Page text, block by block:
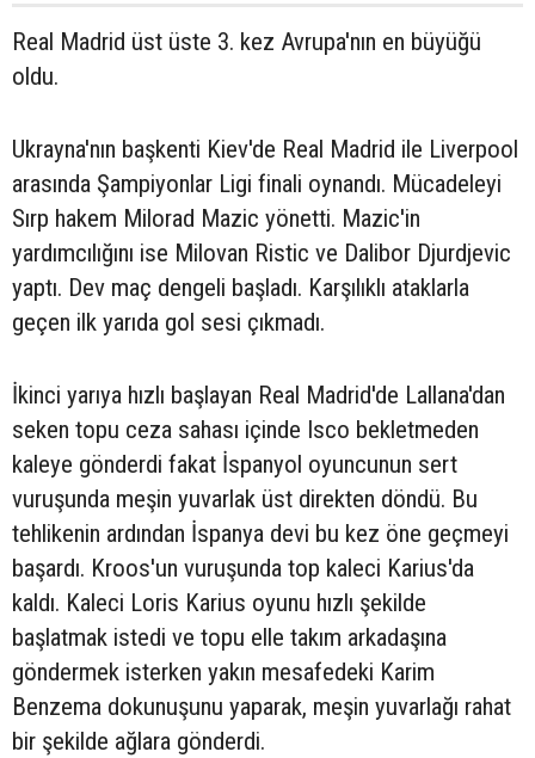
Real Madrid üst üste 3. kez Avrupa'nın en büyüğü
oldu.
Ukrayna'nın başkenti Kiev'de Real Madrid ile Liverpool
arasında Şampiyonlar Ligi finali oynandı. Mücadeleyi
Sırp hakem Milorad Mazic yönetti. Mazic'in
yardımcılığını ise Milovan Ristic ve Dalibor Djurdjevic
yaptı. Dev maç dengeli başladı. Karşılıklı ataklarla
geçen ilk yarıda gol sesi çıkmadı.
İkinci yarıya hızlı başlayan Real Madrid'de Lallana'dan
seken topu ceza sahası içinde Isco bekletmeden
kaleye gönderdi fakat İspanyol oyuncunun sert
vuruşunda meşin yuvarlak üst direkten döndü. Bu
tehlikenin ardından İspanya devi bu kez öne geçmeyi
başardı. Kroos'un vuruşunda top kaleci Karius'da
kaldı. Kaleci Loris Karius oyunu hızlı şekilde
başlatmak istedi ve topu elle takım arkadaşına
göndermek isterken yakın mesafedeki Karim
Benzema dokunuşunu yaparak, meşin yuvarlağı rahat
bir şekilde ağlara gönderdi.